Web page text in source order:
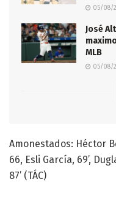
05/08/
José
MLB
05/08/
Amonestados: Héctor
66, Esli García, 69’,
87’ (TÁC)